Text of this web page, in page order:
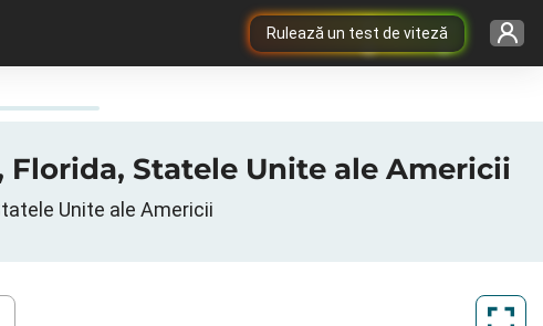
Rulează un test de viteză
Florida, Statele Unite ale Americii
Unite ale Americii